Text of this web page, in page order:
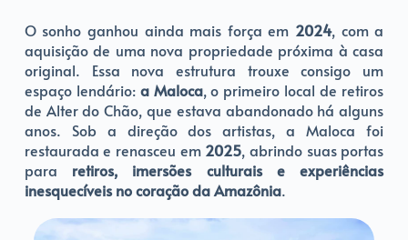
O sonho ganhou ainda mais força em 2024, com a
aquisição de uma nova propriedade próxima à casa
original. Essa nova estrutura trouxe consigo um
espaço lendário: a Maloca, o primeiro local de retiros
de Alter do Chão, que estava abandonado há alguns
anos. Sob a direção dos artistas, a Maloca foi
restaurada e renasceu em 2025, abrindo suas portas
para retiros, imersões culturais e experiências
inesquecíveis no coração da Amazônia.